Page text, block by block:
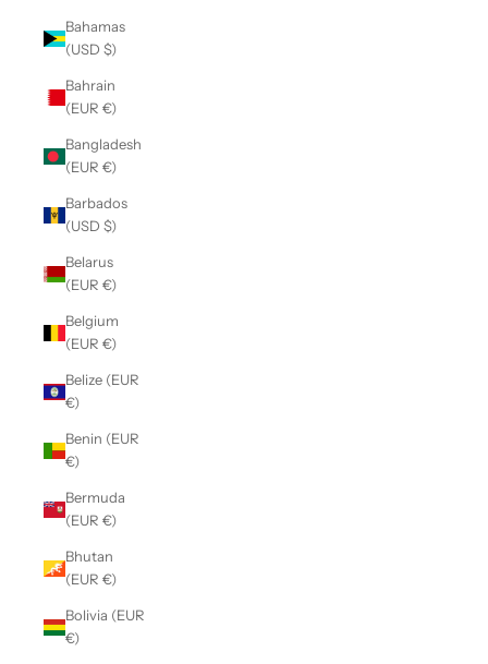
Bahamas
(USD $)
Bahrain
(EUR €)
Bangladesh
(EUR €)
Barbados
(USD $)
Belarus
(EUR €)
Belgium
(EUR €)
Belize (EUR
€)
Benin (EUR
€)
Bermuda
(EUR €)
Bhutan
(EUR €)
Bolivia (EUR
€)